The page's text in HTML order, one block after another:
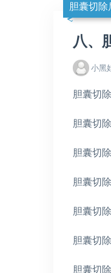
胆囊切除
八、
小黑
胆囊切
胆囊切
胆囊切
胆囊切
胆囊切
胆囊切
胆囊切